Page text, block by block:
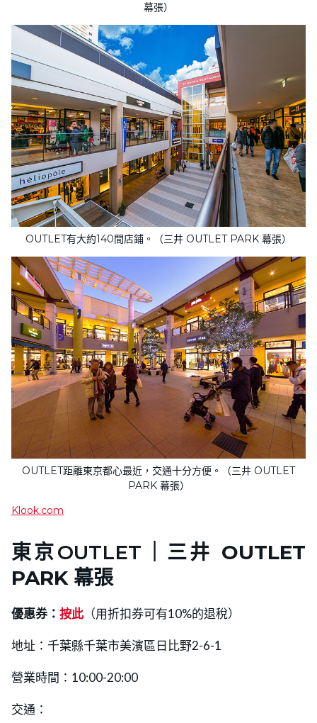
幕張）
OUTLET有大約140間店鋪。（三井 OUTLET PARK 幕張）
OUTLET距離東京都心最近，交通十分方便。（三井 OUTLET
PARK 幕張）
Klook.com
東京OUTLET｜ 三井 OUTLET
PARK 幕張
優惠券： 按此（用折扣券可有10%的退稅）
地址：千葉縣千葉市美濱區日比野2-6-1
營業時間：10:00-20:00
交通：